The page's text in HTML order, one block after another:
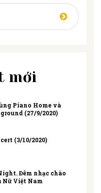
mới
Piano Home và
(27/9/2020)
(3/10/2020)
Đêm nhạc chào
Nữ Việt Nam